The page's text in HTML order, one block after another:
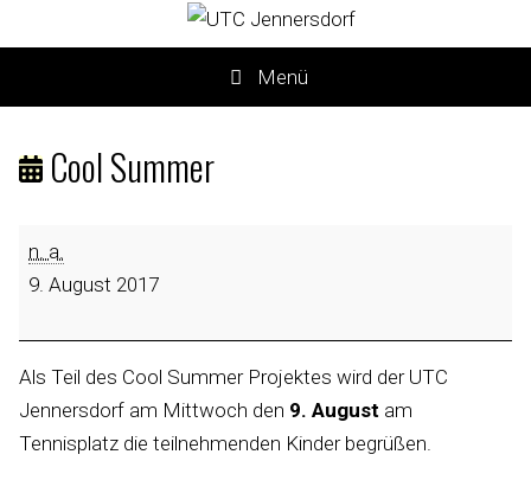
Menü
Cool Summer
n. a.
9. August 2017
Als Teil des Cool Summer Projektes wird der UTC
Jennersdorf am Mittwoch den 9. August am
Tennisplatz die teilnehmenden Kinder begrüßen.